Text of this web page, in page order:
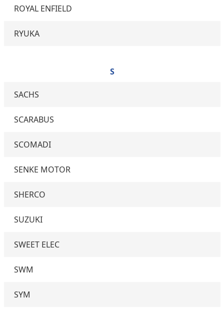
ROYAL ENFIELD
RYUKA
S
SACHS
SCARABUS
SCOMADI
SENKE MOTOR
SHERCO
SUZUKI
SWEET ELEC
SWM
SYM